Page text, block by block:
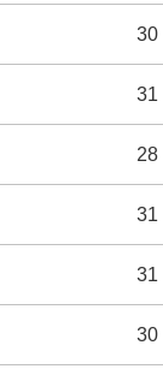
30
31
28
31
31
30